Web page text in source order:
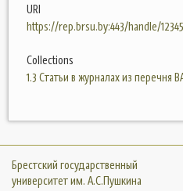
URI
https://rep.brsu.by:443/handle/
Collections
1.3 Статьи в журналах из перечня
Брестский государственный
университет им. А.С.Пушкина